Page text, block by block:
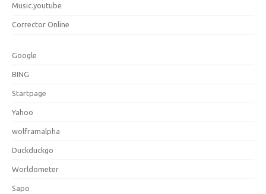
Music.youtube
Corrector Online
Google
BING
Startpage
Yahoo
wolframalpha
Duckduckgo
Worldometer
Sapo